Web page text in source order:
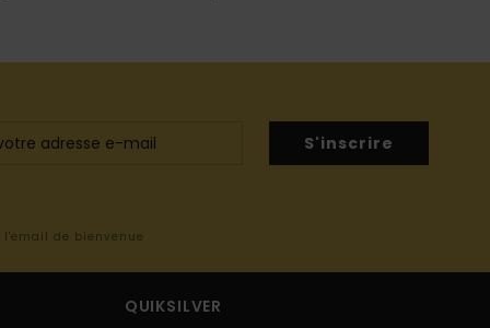
S'inscrire
de bienvenue
QUIKSILVER